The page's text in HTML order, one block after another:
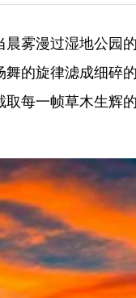
雾漫过湿地公园
的旋律滤成细碎
每一帧草木生辉